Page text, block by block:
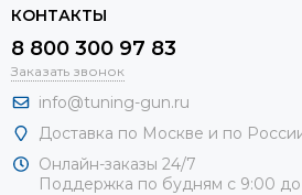
КОНТАКТЫ
8 800 300 97 83
Заказать звонок
info@tuning-gun.ru
Доставка по Москве и по
Онлайн-заказы 24/7
Поддержка по будням с 9:00 до